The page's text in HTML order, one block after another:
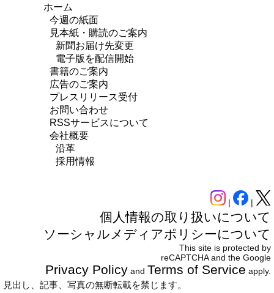
ホーム
今週の紙面
見本紙・購読のご案内
新聞お届け先変更
電子版を配信開始
書籍のご案内
広告のご案内
プレスリリース受付
お問い合わせ
RSSサービスについて
会社概要
沿革
採用情報
| |
個人情報の取り扱いについて
ソーシャルメディアポリシーについて
This site is protected by
reCAPTCHA and the Google
Privacy Policy and Terms of Service apply.
見出し、記事、写真の無断転載を禁じます。